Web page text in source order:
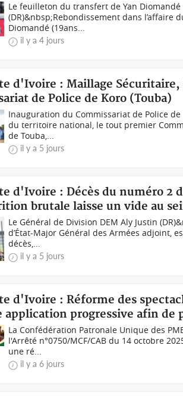
Le feuilleton du transfert de Yan
(DR)&nbsp;Rebondissement dans l’affaire
Diomandé (19ans...
il y a 4 jours
d'Ivoire : Maillage
de Police de Koro (Touba)
Inauguration du Commissariat de Police
du territoire national, le tout premier
de Touba,...
il y a 5 jours
d'Ivoire : Décès du numéro 2
brutale laisse un vide au
Le Général de Division DEM Aly Justin
d’État-Major Général des Armées adjoint,
décès,...
il y a 5 jours
d'Ivoire : Réforme des
application progressive afin de
La Confédération Patronale Unique des
l'Arrêté n°0750/MCF/CAB du 14 octobre
une ré...
il y a 6 jours